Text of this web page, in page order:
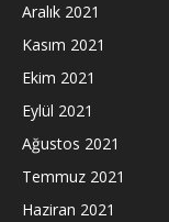
Aralık 2021
Kasım 2021
Ekim 2021
Eylül 2021
Ağustos 2021
Temmuz 2021
Haziran 2021